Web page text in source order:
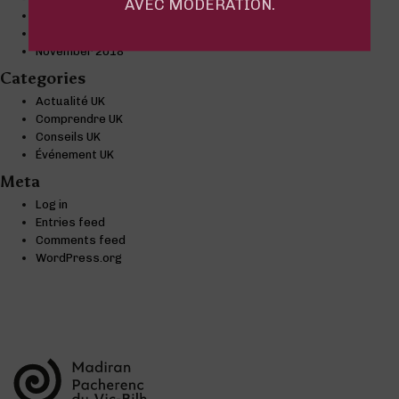
November 2018
Categories
Actualité UK
Comprendre UK
Conseils UK
Événement UK
Meta
Log in
Entries feed
Comments feed
WordPress.org
AVEC MODÉRATION.